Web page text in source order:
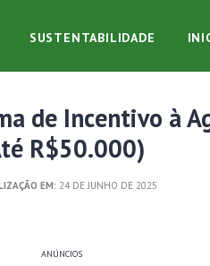
SUSTENTABILIDADE
de Incentivo à
R$50.000)
EM: 24 DE JUNHO DE 2025
ANÚNCIOS